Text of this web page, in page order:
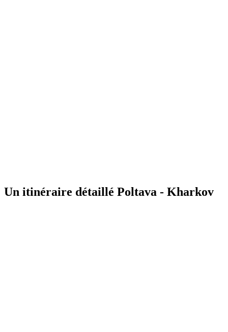
Un itinéraire détaillé Poltava - Kharkov